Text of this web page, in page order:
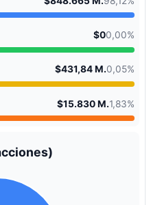
$00,00%
$431,84 M.0,05%
$15.830 M.1,83%